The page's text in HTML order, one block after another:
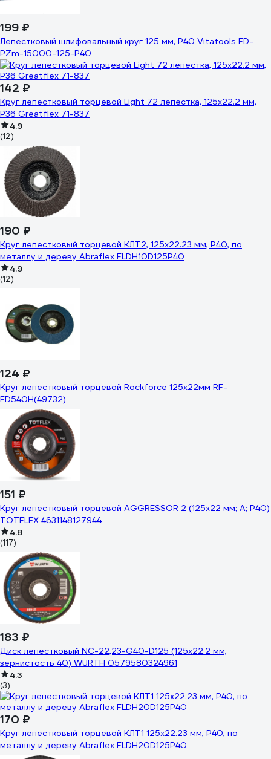
199 ₽
Лепестковый шлифовальный круг 125 мм, P40 Vitatools FD-
PZm-15000-125-P40
142 ₽
Круг лепестковый торцевой Light 72 лепестка, 125x22.2 мм,
P36 Greatflex 71-837
4.9
(12)
190 ₽
Круг лепестковый торцевой КЛТ2, 125x22.23 мм, P40, по
металлу и дереву Abraflex FLDH10D125P40
4.9
(12)
124 ₽
Круг лепестковый торцевой Rockforce 125x22мм RF-
FD540H(49732)
151 ₽
Круг лепестковый торцевой AGGRESSOR 2 (125x22 мм; A; P40)
TOTFLEX 4631148127944
4.8
(117)
183 ₽
Диск лепестковый NC-22,23-G40-D125 (125х22.2 мм,
зернистость 40) WURTH 0579580324961
4.3
(3)
170 ₽
Круг лепестковый торцевой КЛТ1 125x22.23 мм, P40, по
металлу и дереву Abraflex FLDH20D125P40